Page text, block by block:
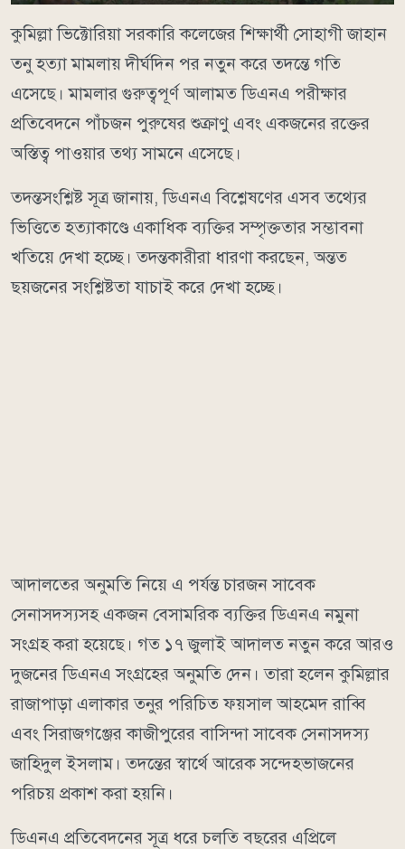
কুমিল্লা ভিক্টোরিয়া সরকারি কলেজের শিক্ষার্থী সোহাগী জাহান
তনু হত্যা মামলায় দীর্ঘদিন পর নতুন করে তদন্তে গতি
এসেছে। মামলার গুরুত্বপূর্ণ আলামত ডিএনএ পরীক্ষার
প্রতিবেদনে পাঁচজন পুরুষের শুক্রাণু এবং একজনের রক্তের
অস্তিত্ব পাওয়ার তথ্য সামনে এসেছে।
তদন্তসংশ্লিষ্ট সূত্র জানায়, ডিএনএ বিশ্লেষণের এসব তথ্যের
ভিত্তিতে হত্যাকাণ্ডে একাধিক ব্যক্তির সম্পৃক্ততার সম্ভাবনা
খতিয়ে দেখা হচ্ছে। তদন্তকারীরা ধারণা করছেন, অন্তত
ছয়জনের সংশ্লিষ্টতা যাচাই করে দেখা হচ্ছে।
আদালতের অনুমতি নিয়ে এ পর্যন্ত চারজন সাবেক
সেনাসদস্যসহ একজন বেসামরিক ব্যক্তির ডিএনএ নমুনা
সংগ্রহ করা হয়েছে। গত ১৭ জুলাই আদালত নতুন করে আরও
দুজনের ডিএনএ সংগ্রহের অনুমতি দেন। তারা হলেন কুমিল্লার
রাজাপাড়া এলাকার তনুর পরিচিত ফয়সাল আহমেদ রাব্বি
এবং সিরাজগঞ্জের কাজীপুরের বাসিন্দা সাবেক সেনাসদস্য
জাহিদুল ইসলাম। তদন্তের স্বার্থে আরেক সন্দেহভাজনের
পরিচয় প্রকাশ করা হয়নি।
ডিএনএ প্রতিবেদনের সূত্র ধরে চলতি বছরের এপ্রিলে